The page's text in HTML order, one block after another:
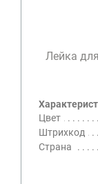
Лейка
Цвет
Штрихкод
Страна